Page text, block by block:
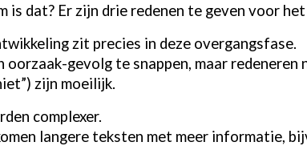
is dat? Er zijn drie redenen te geven voor
zit precies in deze overgangsfase.
oorzaak-gevolg te snappen, maar
zijn moeilijk.
complexer.
langere teksten met meer informatie,